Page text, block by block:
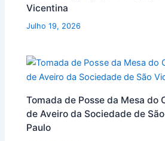
Vicentina
Julho 19, 2026
Tomada de Posse da Mesa do
de Aveiro da Sociedade de
Paulo